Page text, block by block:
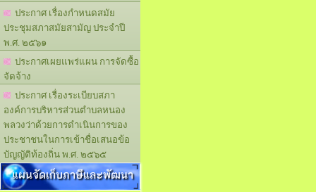
ประกาศ เรื่องกำหนดสมัย
ประชุมสภาสมัยสามัญ ประจำปี
พ.ศ. ๒๕๖๑
ประกาศเผยแพร่แผน การจัดซื้อ
จัดจ้าง
ประกาศ เรื่องระเบียบสภา
องค์การบริหารส่วนตำบลหนอง
พลวงว่าด้วยการดำเนินการของ
ประชาชนในการเข้าชื่อเสนอข้อ
บัญญัติท้องถิ่น พ.ศ. ๒๕๖๕
แผนจัดเก็บภาษีและพัฒนา